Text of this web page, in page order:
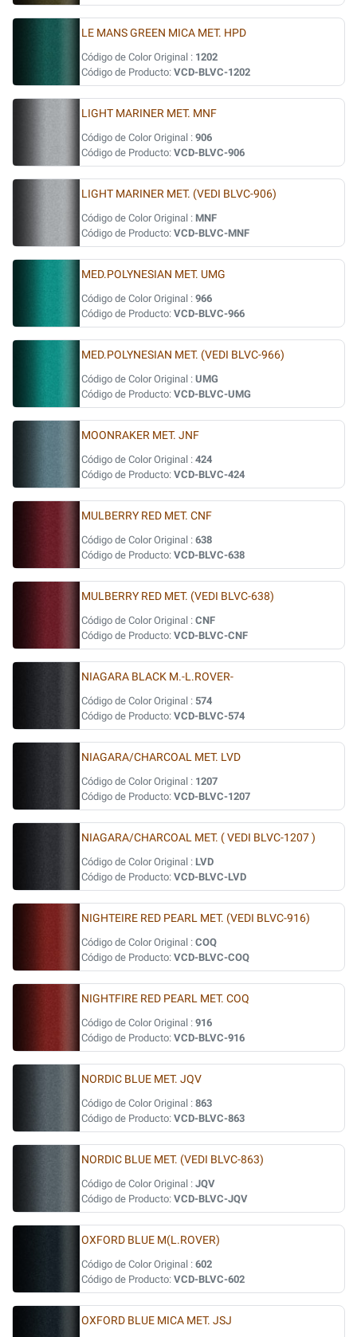
LE MANS GREEN MICA MET. HPD
Código de Color Original : 1202
Código de Producto: VCD-BLVC-1202
LIGHT MARINER MET. MNF
Código de Color Original : 906
Código de Producto: VCD-BLVC-906
LIGHT MARINER MET. (VEDI BLVC-906)
Código de Color Original : MNF
Código de Producto: VCD-BLVC-MNF
MED.POLYNESIAN MET. UMG
Código de Color Original : 966
Código de Producto: VCD-BLVC-966
MED.POLYNESIAN MET. (VEDI BLVC-966)
Código de Color Original : UMG
Código de Producto: VCD-BLVC-UMG
MOONRAKER MET. JNF
Código de Color Original : 424
Código de Producto: VCD-BLVC-424
MULBERRY RED MET. CNF
Código de Color Original : 638
Código de Producto: VCD-BLVC-638
MULBERRY RED MET. (VEDI BLVC-638)
Código de Color Original : CNF
Código de Producto: VCD-BLVC-CNF
NIAGARA BLACK M.-L.ROVER-
Código de Color Original : 574
Código de Producto: VCD-BLVC-574
NIAGARA/CHARCOAL MET. LVD
Código de Color Original : 1207
Código de Producto: VCD-BLVC-1207
NIAGARA/CHARCOAL MET. ( VEDI BLVC-1207 )
Código de Color Original : LVD
Código de Producto: VCD-BLVC-LVD
NIGHTEIRE RED PEARL MET. (VEDI BLVC-916)
Código de Color Original : COQ
Código de Producto: VCD-BLVC-COQ
NIGHTFIRE RED PEARL MET. COQ
Código de Color Original : 916
Código de Producto: VCD-BLVC-916
NORDIC BLUE MET. JQV
Código de Color Original : 863
Código de Producto: VCD-BLVC-863
NORDIC BLUE MET. (VEDI BLVC-863)
Código de Color Original : JQV
Código de Producto: VCD-BLVC-JQV
OXFORD BLUE M(L.ROVER)
Código de Color Original : 602
Código de Producto: VCD-BLVC-602
OXFORD BLUE MICA MET. JSJ